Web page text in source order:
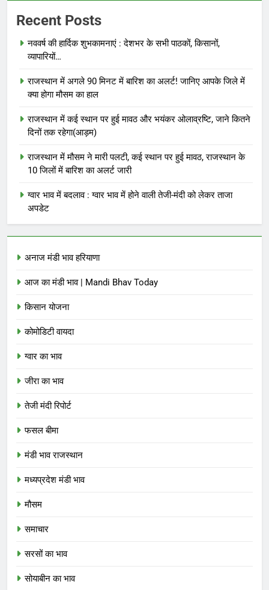
Recent Posts
नववर्ष की हार्दिक शुभकामनाएं : देशभर के सभी पाठकों, किसानों,
व्यापारियों…
राजस्थान में अगले 90 मिनट में बारिश का अलर्ट! जानिए आपके जिले में
क्या होगा मौसम का हाल
राजस्थान में कई स्थान पर हुई मावठ और भयंकर ओलाव्रष्टि, जाने कितने
दिनों तक रहेगा(आड़म)
राजस्थान में मौसम ने मारी पलटी, कई स्थान पर हुई मावठ, राजस्थान के
10 जिलों में बारिश का अलर्ट जारी
ग्वार भाव में बदलाव : ग्वार भाव में होने वाली तेजी-मंदी को लेकर ताजा
अपडेट
अनाज मंडी भाव हरियाणा
आज का मंडी भाव | Mandi Bhav Today
किसान योजना
कोमोडिटी वायदा
ग्वार का भाव
जीरा का भाव
तेजी मंदी रिपोर्ट
फसल बीमा
मंडी भाव राजस्थान
मध्यप्रदेश मंडी भाव
मौसम
समाचार
सरसों का भाव
सोयाबीन का भाव